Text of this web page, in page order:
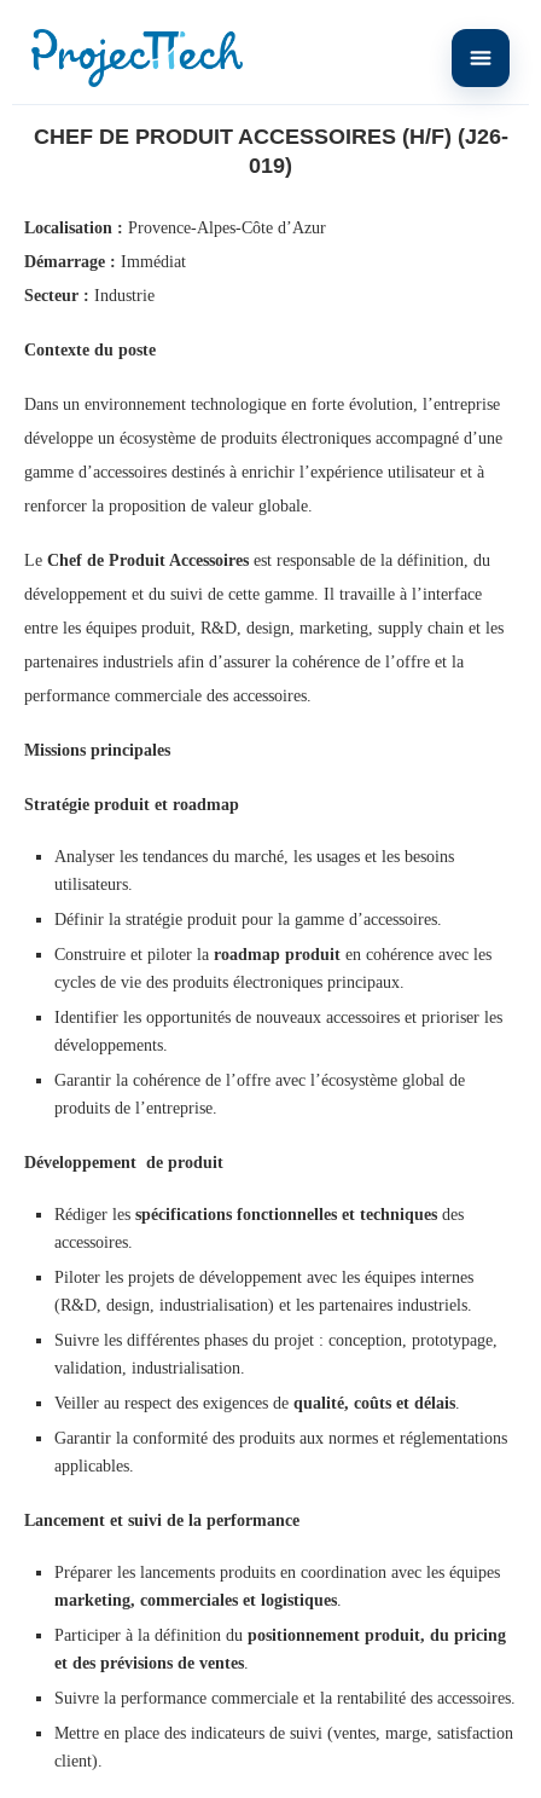
CHEF DE PRODUIT ACCESSOIRES (H/F) (J26-
019)
Localisation : Provence-Alpes-Côte d’Azur
Démarrage : Immédiat
Secteur : Industrie
Contexte du poste
Dans un environnement technologique en forte évolution, l’entreprise
développe un écosystème de produits électroniques accompagné d’une
gamme d’accessoires destinés à enrichir l’expérience utilisateur et à
renforcer la proposition de valeur globale.
Le Chef de Produit Accessoires est responsable de la définition, du
développement et du suivi de cette gamme. Il travaille à l’interface
entre les équipes produit, R&D, design, marketing, supply chain et les
partenaires industriels afin d’assurer la cohérence de l’offre et la
performance commerciale des accessoires.
Missions principales
Stratégie produit et roadmap
Analyser les tendances du marché, les usages et les besoins
utilisateurs.
Définir la stratégie produit pour la gamme d’accessoires.
Construire et piloter la roadmap produit en cohérence avec les
cycles de vie des produits électroniques principaux.
Identifier les opportunités de nouveaux accessoires et prioriser les
développements.
Garantir la cohérence de l’offre avec l’écosystème global de
produits de l’entreprise.
Développement de produit
Rédiger les spécifications fonctionnelles et techniques des
accessoires.
Piloter les projets de développement avec les équipes internes
(R&D, design, industrialisation) et les partenaires industriels.
Suivre les différentes phases du projet : conception, prototypage,
validation, industrialisation.
Veiller au respect des exigences de qualité, coûts et délais.
Garantir la conformité des produits aux normes et réglementations
applicables.
Lancement et suivi de la performance
Préparer les lancements produits en coordination avec les équipes
marketing, commerciales et logistiques.
Participer à la définition du positionnement produit, du pricing
et des prévisions de ventes.
Suivre la performance commerciale et la rentabilité des accessoires.
Mettre en place des indicateurs de suivi (ventes, marge, satisfaction
client).